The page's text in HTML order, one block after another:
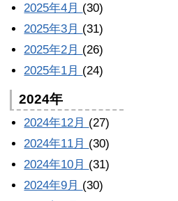
2025年4月 (30)
2025年3月 (31)
2025年2月 (26)
2025年1月 (24)
2024年
2024年12月 (27)
2024年11月 (30)
2024年10月 (31)
2024年9月 (30)